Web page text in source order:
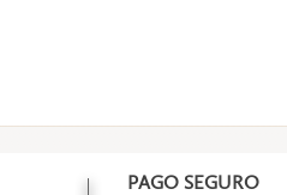
PAGO SEGURO